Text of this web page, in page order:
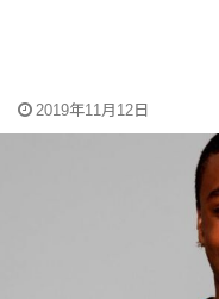
2019年11月12日